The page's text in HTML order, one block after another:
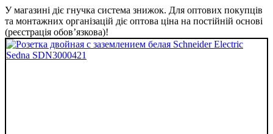
У магазині діє гнучка система знижок. Для оптових покупців
та монтажних організацій діє оптова ціна на постійній основі
(реєстрація обов’язкова)!